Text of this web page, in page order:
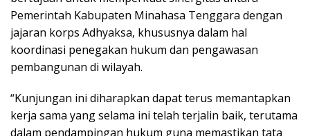
Pemerintah Kabupaten Minahasa Tenggara dengan
jajaran korps Adhyaksa, khususnya dalam hal
koordinasi penegakan hukum dan pengawasan
pembangunan di wilayah.
“Kunjungan ini diharapkan dapat terus memantapkan
kerja sama yang selama ini telah terjalin baik, terutama
dalam pendampingan hukum guna memastikan tata